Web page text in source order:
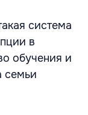
система
в
обучения и
семьи